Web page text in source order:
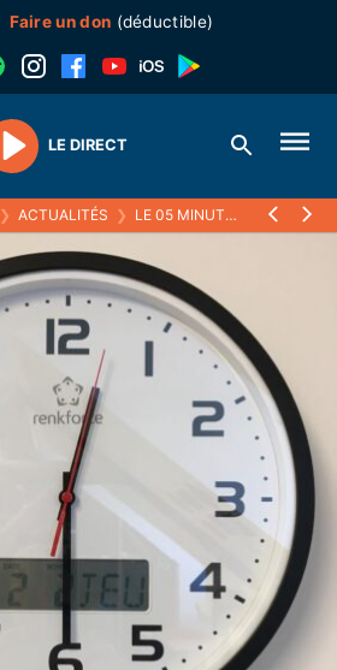
Faire un don (déductible)
Play
LE DIRECT
❯ ACTUALITÉS ❯ LE 05 MINUTES 23